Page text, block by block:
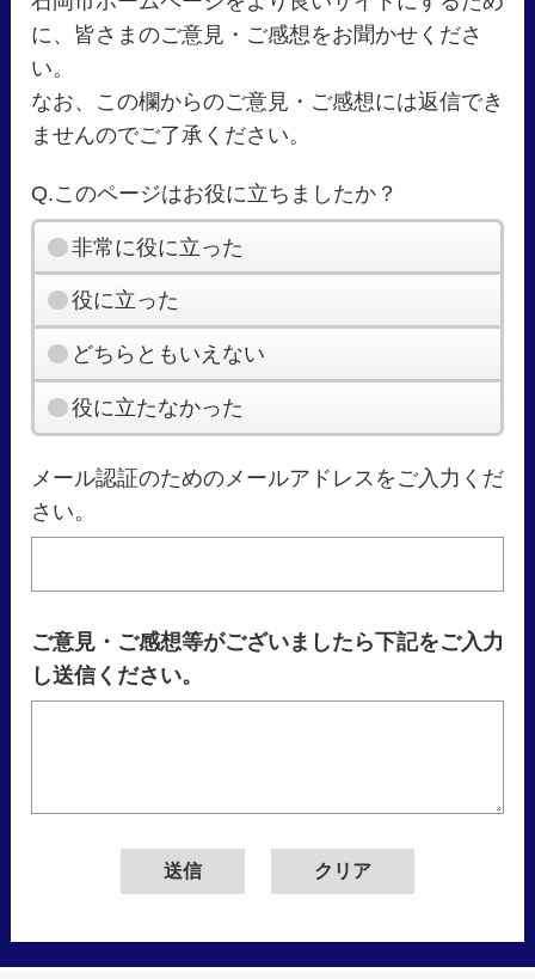
に、皆さまのご意見・ご感想をお聞かせくださ
い。
なお、この欄からのご意見・ご感想には返信でき
ませんのでご了承ください。
Q.このページはお役に立ちましたか？
非常に役に立った
役に立った
どちらともいえない
役に立たなかった
メール認証のためのメールアドレスをご入力くだ
さい。
ご意見・ご感想等がございましたら下記をご入力
し送信ください。